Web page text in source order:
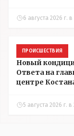
6 августа 2026 г. в
ПРОИСШЕСТВИЯ
Новый
Ответа на
центре
5 августа 2026 г. в